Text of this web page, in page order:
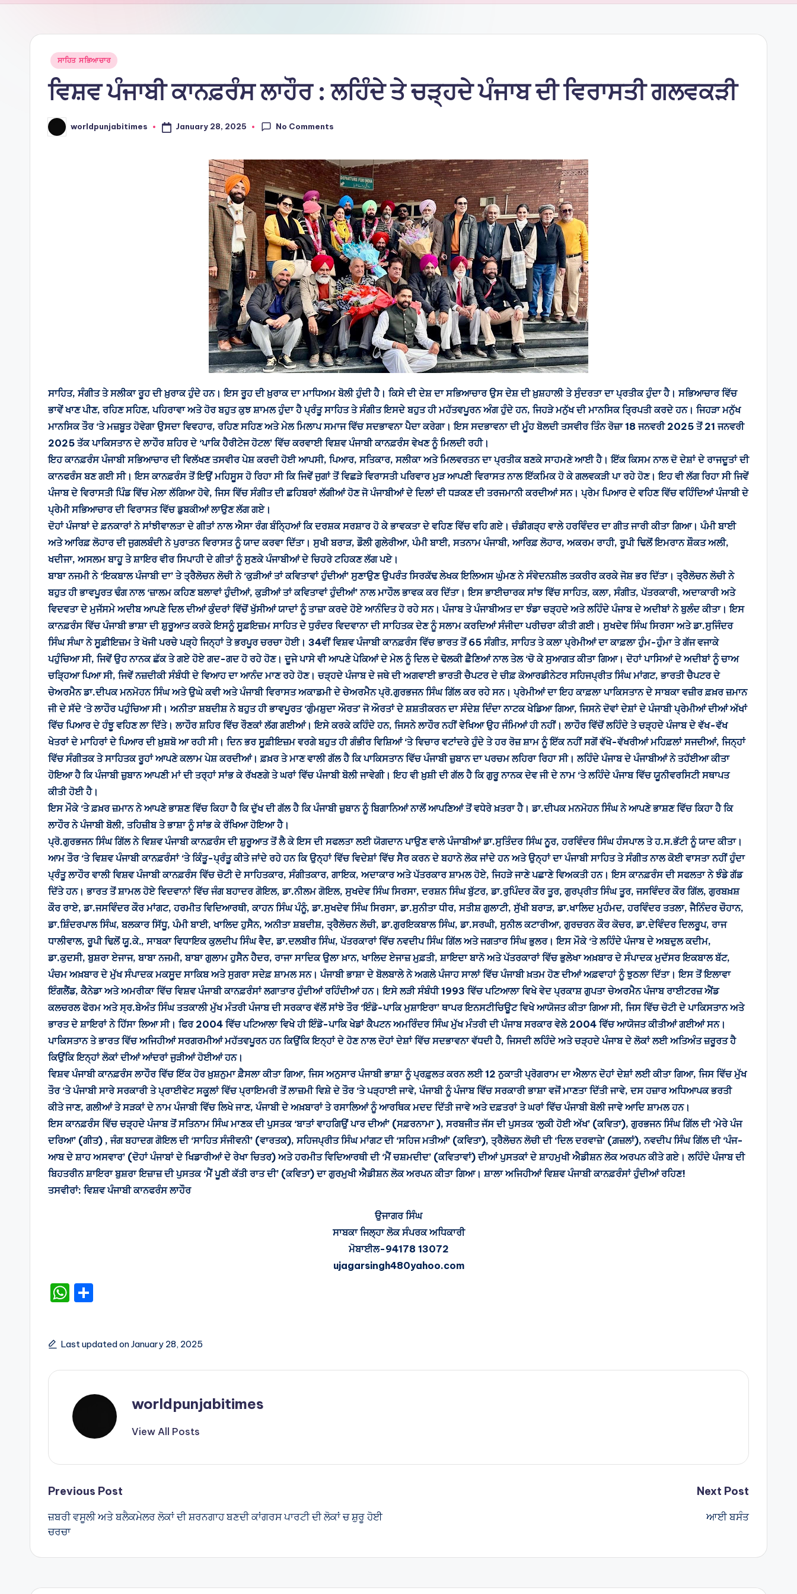
m
Posted
ਸਾਹਿਤ ਸਭਿਆਚਾਰ
ਵਿਸ਼ਵ ਪੰਜਾਬੀ ਕਾਨਫ਼ਰੰਸ ਲਾਹੌਰ : ਲਹਿੰਦੇ ਤੇ ਚੜ੍ਹਦੇ ਪੰਜਾਬ ਦੀ ਵਿਰਾਸਤੀ ਗਲਵਕੜੀ
Posted
by
worldpunjabitimes January 28, 2025 No Comments
ਸਾਹਿਤ, ਸੰਗੀਤ ਤੇ ਸਲੀਕਾ ਰੂਹ ਦੀ ਖ਼ੁਰਾਕ ਹੁੰਦੇ ਹਨ। ਇਸ ਰੂਹ ਦੀ ਖ਼ੁਰਾਕ ਦਾ ਮਾਧਿਅਮ ਬੋਲੀ ਹੁੰਦੀ ਹੈ। ਕਿਸੇ ਦੀ ਦੇਸ਼ ਦਾ ਸਭਿਆਚਾਰ ਉਸ ਦੇਸ਼ ਦੀ ਖ਼ੁਸ਼ਹਾਲੀ ਤੇ ਸੁੰਦਰਤਾ ਦਾ ਪ੍ਰਤੀਕ ਹੁੰਦਾ ਹੈ। ਸਭਿਆਚਾਰ ਵਿੱਚ
ਭਾਵੇਂ ਖਾਣ ਪੀਣ, ਰਹਿਣ ਸਹਿਣ, ਪਹਿਰਾਵਾ ਅਤੇ ਹੋਰ ਬਹੁਤ ਕੁਝ ਸ਼ਾਮਲ ਹੁੰਦਾ ਹੈ ਪ੍ਰੰਤੂ ਸਾਹਿਤ ਤੇ ਸੰਗੀਤ ਇਸਦੇ ਬਹੁਤ ਹੀ ਮਹੱਤਵਪੂਰਨ ਅੰਗ ਹੁੰਦੇ ਹਨ, ਜਿਹੜੇ ਮਨੁੱਖ ਦੀ ਮਾਨਸਿਕ ਤ੍ਰਿਪਤੀ ਕਰਦੇ ਹਨ। ਜਿਹੜਾ ਮਨੁੱਖ
ਮਾਨਸਿਕ ਤੌਰ ‘ਤੇ ਮਜ਼ਬੂਤ ਹੋਵੇਗਾ ਉਸਦਾ ਵਿਵਹਾਰ, ਰਹਿਣ ਸਹਿਣ ਅਤੇ ਮੇਲ ਮਿਲਾਪ ਸਮਾਜ ਵਿੱਚ ਸਦਭਾਵਨਾ ਪੈਦਾ ਕਰੇਗਾ। ਇਸ ਸਦਭਾਵਨਾ ਦੀ ਮੂੰਹ ਬੋਲਦੀ ਤਸਵੀਰ ਤਿੰਨ ਰੋਜ਼ਾ 18 ਜਨਵਰੀ 2025 ਤੋਂ 21 ਜਨਵਰੀ
2025 ਤੱਕ ਪਾਕਿਸਤਾਨ ਦੇ ਲਾਹੌਰ ਸ਼ਹਿਰ ਦੇ ‘ਪਾਕਿ ਹੈਰੀਟੇਜ ਹੋਟਲ’ ਵਿੱਚ ਕਰਵਾਈ ਵਿਸ਼ਵ ਪੰਜਾਬੀ ਕਾਨਫ਼ਰੰਸ ਵੇਖਣ ਨੂੰ ਮਿਲਦੀ ਰਹੀ।
ਇਹ ਕਾਨਫ਼ਰੰਸ ਪੰਜਾਬੀ ਸਭਿਆਚਾਰ ਦੀ ਵਿਲੱਖਣ ਤਸਵੀਰ ਪੇਸ਼ ਕਰਦੀ ਹੋਈ ਆਪਸੀ, ਪਿਆਰ, ਸਤਿਕਾਰ, ਸਲੀਕਾ ਅਤੇ ਮਿਲਵਰਤਨ ਦਾ ਪ੍ਰਤੀਕ ਬਣਕੇ ਸਾਹਮਣੇ ਆਈ ਹੈ। ਇੱਕ ਕਿਸਮ ਨਾਲ ਦੋ ਦੇਸ਼ਾਂ ਦੇ ਰਾਜਦੂਤਾਂ ਦੀ
ਕਾਨਫਰੰਸ ਬਣ ਗਈ ਸੀ। ਇਸ ਕਾਨਫ਼ਰੰਸ ਤੋਂ ਇਉਂ ਮਹਿਸੂਸ ਹੋ ਰਿਹਾ ਸੀ ਕਿ ਜਿਵੇਂ ਜੁਗਾਂ ਤੋਂ ਵਿਛੜੇ ਵਿਰਾਸਤੀ ਪਰਿਵਾਰ ਮੁੜ ਆਪਣੀ ਵਿਰਾਸਤ ਨਾਲ ਇੱਕਮਿਕ ਹੋ ਕੇ ਗਲਵਕੜੀ ਪਾ ਰਹੇ ਹੋਣ। ਇਹ ਵੀ ਲੱਗ ਰਿਹਾ ਸੀ ਜਿਵੇਂ
ਪੰਜਾਬ ਦੇ ਵਿਰਾਸਤੀ ਪਿੰਡ ਵਿੱਚ ਮੇਲਾ ਲੱਗਿਆ ਹੋਵੇ, ਜਿਸ ਵਿੱਚ ਸੰਗੀਤ ਦੀ ਛਹਿਬਰਾਂ ਲੱਗੀਆਂ ਹੋਣ ਜੋ ਪੰਜਾਬੀਆਂ ਦੇ ਦਿਲਾਂ ਦੀ ਧੜਕਣ ਦੀ ਤਰਜਮਾਨੀ ਕਰਦੀਆਂ ਸਨ। ਪ੍ਰੇਮ ਪਿਆਰ ਦੇ ਵਹਿਣ ਵਿੱਚ ਵਹਿੰਦਿਆਂ ਪੰਜਾਬੀ ਦੇ
ਪ੍ਰੇਮੀ ਸਭਿਆਚਾਰ ਦੀ ਵਿਰਾਸਤ ਵਿੱਚ ਡੁਬਕੀਆਂ ਲਾਉਣ ਲੱਗ ਗਏ।
ਦੋਹਾਂ ਪੰਜਾਬਾਂ ਦੇ ਫ਼ਨਕਾਰਾਂ ਨੇ ਸਾਂਝੀਵਾਲਤਾ ਦੇ ਗੀਤਾਂ ਨਾਲ ਐਸਾ ਰੰਗ ਬੰਨਿ੍ਹਆਂ ਕਿ ਦਰਸ਼ਕ ਸਰਸ਼ਾਰ ਹੋ ਕੇ ਭਾਵਕਤਾ ਦੇ ਵਹਿਣ ਵਿੱਚ ਵਹਿ ਗਏ। ਚੰਡੀਗੜ੍ਹ ਵਾਲੇ ਹਰਵਿੰਦਰ ਦਾ ਗੀਤ ਜਾਰੀ ਕੀਤਾ ਗਿਆ। ਪੰਮੀ ਬਾਈ
ਅਤੇ ਆਰਿਫ਼ ਲੋਹਾਰ ਦੀ ਜੁਗਲਬੰਦੀ ਨੇ ਪੁਰਾਤਨ ਵਿਰਾਸਤ ਨੂੰ ਯਾਦ ਕਰਵਾ ਦਿੱਤਾ। ਸੁਖੀ ਬਰਾੜ, ਡੌਲੀ ਗੁਲੇਰੀਆ, ਪੰਮੀ ਬਾਈ, ਸਤਨਾਮ ਪੰਜਾਬੀ, ਆਰਿਫ਼ ਲੋਹਾਰ, ਅਕਰਮ ਰਾਹੀ, ਰੂਪੀ ਢਿਲੋਂ ਇਮਰਾਨ ਸ਼ੌਕਤ ਅਲੀ,
ਖਦੀਜਾ, ਅਸਲਮ ਬਾਹੂ ਤੇ ਸ਼ਾਇਰ ਵੀਰ ਸਿਪਾਹੀ ਦੇ ਗੀਤਾਂ ਨੂੰ ਸੁਣਕੇ ਪੰਜਾਬੀਆਂ ਦੇ ਚਿਹਰੇ ਟਹਿਕਣ ਲੱਗ ਪਏ।
ਬਾਬਾ ਨਜਮੀ ਨੇ ‘ਇਕਬਾਲ ਪੰਜਾਬੀ ਦਾ’ ਤੇ ਤ੍ਰੈਲੋਚਨ ਲੋਚੀ ਨੇ ‘ਕੁੜੀਆਂ ਤਾਂ ਕਵਿਤਾਵਾਂ ਹੁੰਦੀਆਂ’ ਸੁਣਾਉਣ ਉਪਰੰਤ ਸਿਰਕੱਢ ਲੇਖਕ ਇਲਿਅਸ ਘੁੰਮਣ ਨੇ ਸੰਵੇਦਨਸ਼ੀਲ ਤਕਰੀਰ ਕਰਕੇ ਜੋਸ਼ ਭਰ ਦਿੱਤਾ। ਤ੍ਰੈਲੋਚਨ ਲੋਚੀ ਨੇ
ਬਹੁਤ ਹੀ ਭਾਵਪੂਰਤ ਢੰਗ ਨਾਲ ‘ਜ਼ਾਲਮ ਕਹਿਣ ਬਲਾਵਾਂ ਹੁੰਦੀਆਂ, ਕੁੜੀਆਂ ਤਾਂ ਕਵਿਤਾਵਾਂ ਹੁੰਦੀਆਂ’ ਨਾਲ ਮਾਹੌਲ ਭਾਵਕ ਕਰ ਦਿੱਤਾ। ਇਸ ਭਾਈਚਾਰਕ ਸਾਂਝ ਵਿੱਚ ਸਾਹਿਤ, ਕਲਾ, ਸੰਗੀਤ, ਪੱਤਰਕਾਰੀ, ਅਦਾਕਾਰੀ ਅਤੇ
ਵਿਦਵਤਾ ਦੇ ਮੁਜੱਸਮੇ ਅਦੀਬ ਆਪਣੇ ਦਿਲ ਦੀਆਂ ਕੁੰਦਰਾਂ ਵਿੱਚੋਂ ਖੁੱਸੀਆਂ ਯਾਦਾਂ ਨੂੰ ਤਾਜ਼ਾ ਕਰਦੇ ਹੋਏ ਆਨੰਦਿਤ ਹੋ ਰਹੇ ਸਨ। ਪੰਜਾਬ ਤੇ ਪੰਜਾਬੀਅਤ ਦਾ ਝੰਡਾ ਚੜ੍ਹਦੇ ਅਤੇ ਲਹਿੰਦੇ ਪੰਜਾਬ ਦੇ ਅਦੀਬਾਂ ਨੇ ਬੁਲੰਦ ਕੀਤਾ। ਇਸ
ਕਾਨਫ਼ਰੰਸ ਵਿੱਚ ਪੰਜਾਬੀ ਭਾਸ਼ਾ ਦੀ ਸ਼ੁਰੂਆਤ ਕਰਕੇ ਇਸਨੂੰ ਸੂਫ਼ਇਜ਼ਮ ਸਾਹਿਤ ਦੇ ਧੁਰੰਦਰ ਵਿਦਵਾਨਾ ਦੀ ਸਾਹਿਤਕ ਦੇਣ ਨੂੰ ਸਲਾਮ ਕਰਦਿਆਂ ਸੰਜੀਦਾ ਪਰੀਚਰਾ ਕੀਤੀ ਗਈ। ਸੁਖਦੇਵ ਸਿੰਘ ਸਿਰਸਾ ਅਤੇ ਡਾ.ਸੁਜਿੰਦਰ
ਸਿੰਘ ਸੰਘਾ ਨੇ ਸੂਫ਼ੀਇਜ਼ਮ ਤੇ ਖੋਜੀ ਪਰਚੇ ਪੜ੍ਹੇ ਜਿਨ੍ਹਾਂ ਤੇ ਭਰਪੂਰ ਚਰਚਾ ਹੋਈ। 34ਵੀਂ ਵਿਸ਼ਵ ਪੰਜਾਬੀ ਕਾਨਫ਼ਰੰਸ ਵਿੱਚ ਭਾਰਤ ਤੋਂ 65 ਸੰਗੀਤ, ਸਾਹਿਤ ਤੇ ਕਲਾ ਪ੍ਰੇਮੀਆਂ ਦਾ ਕਾਫ਼ਲਾ ਹੁੰਮ-ਹੁੰਮਾ ਤੇ ਗੱਜ ਵਜਾਕੇ
ਪਹੁੰਚਿਆ ਸੀ, ਜਿਵੇਂ ਉਹ ਨਾਨਕ ਛੱਕ ਤੇ ਗਏ ਹੋਏ ਗਦ-ਗਦ ਹੋ ਰਹੇ ਹੋਣ। ਦੂਜੇ ਪਾਸੇ ਵੀ ਆਪਣੇ ਪੇਕਿਆਂ ਦੇ ਮੇਲ ਨੂੰ ਦਿਲ ਦੇ ਢੋਲਕੀ ਛੈਣਿਆਂ ਨਾਲ ਤੇਲ ‘ਚੋ ਕੇ ਸੁਆਗਤ ਕੀਤਾ ਗਿਆ। ਦੋਹਾਂ ਪਾਸਿਆਂ ਦੇ ਅਦੀਬਾਂ ਨੂੰ ਚਾਅ
ਚੜ੍ਹਿਆ ਪਿਆ ਸੀ, ਜਿਵੇਂ ਨਜ਼ਦੀਕੀ ਸੰਬੰਧੀ ਦੇ ਵਿਆਹ ਦਾ ਆਨੰਦ ਮਾਣ ਰਹੇ ਹੋਣ। ਚੜ੍ਹਦੇ ਪੰਜਾਬ ਦੇ ਜਥੇ ਦੀ ਅਗਵਾਈ ਭਾਰਤੀ ਚੈਪਟਰ ਦੇ ਚੀਫ਼ ਕੋਆਰਡੀਨੇਟਰ ਸਹਿਜਪ੍ਰੀਤ ਸਿੰਘ ਮਾਂਗਟ, ਭਾਰਤੀ ਚੈਪਟਰ ਦੇ
ਚੇਅਰਮੈਨ ਡਾ.ਦੀਪਕ ਮਨਮੋਹਨ ਸਿੰਘ ਅਤੇ ਉਘੇ ਕਵੀ ਅਤੇ ਪੰਜਾਬੀ ਵਿਰਾਸਤ ਅਕਾਡਮੀ ਦੇ ਚੇਅਰਮੈਨ ਪ੍ਰੋ.ਗੁਰਭਜਨ ਸਿੰਘ ਗਿੱਲ ਕਰ ਰਹੇ ਸਨ। ਪ੍ਰੇਮੀਆਂ ਦਾ ਇਹ ਕਾਫ਼ਲਾ ਪਾਕਿਸਤਾਨ ਦੇ ਸਾਬਕਾ ਵਜ਼ੀਰ ਫ਼ਖ਼ਰ ਜ਼ਮਾਨ
ਜੀ ਦੇ ਸੱਦੇ ‘ਤੇ ਲਾਹੌਰ ਪਹੁੰਚਿਆ ਸੀ। ਅਨੀਤਾ ਸ਼ਬਦੀਸ਼ ਨੇ ਬਹੁਤ ਹੀ ਭਾਵਪੂਰਤ ‘ਗੁੰਮਸ਼ੁਦਾ ਔਰਤ’ ਜੋ ਔਰਤਾਂ ਦੇ ਸ਼ਸ਼ਤੀਕਰਨ ਦਾ ਸੰਦੇਸ਼ ਦਿੰਦਾ ਨਾਟਕ ਖੇਡਿਆ ਗਿਆ, ਜਿਸਨੇ ਦੋਵਾਂ ਦੇਸ਼ਾਂ ਦੇ ਪੰਜਾਬੀ ਪ੍ਰੇਮੀਆਂ ਦੀਆਂ ਅੱਖਾਂ
ਵਿੱਚ ਪਿਆਰ ਦੇ ਹੰਝੂ ਵਹਿਣ ਲਾ ਦਿੱਤੇ। ਲਾਹੌਰ ਸ਼ਹਿਰ ਵਿੱਚ ਰੌਣਕਾਂ ਲੱਗ ਗਈਆਂ। ਇਸੇ ਕਰਕੇ ਕਹਿੰਦੇ ਹਨ, ਜਿਸਨੇ ਲਾਹੌਰ ਨਹੀਂ ਵੇਖਿਆ ਉਹ ਜੰਮਿਆਂ ਹੀ ਨਹੀਂ। ਲਾਹੌਰ ਵਿੱਚੋਂ ਲਹਿੰਦੇ ਤੇ ਚੜ੍ਹਦੇ ਪੰਜਾਬ ਦੇ ਵੱਖ-ਵੱਖ
ਖੇਤਰਾਂ ਦੇ ਮਾਹਿਰਾਂ ਦੇ ਪਿਆਰ ਦੀ ਖ਼ੁਸ਼ਬੋ ਆ ਰਹੀ ਸੀ। ਦਿਨ ਭਰ ਸੂਫ਼ੀਇਜ਼ਮ ਵਰਗੇ ਬਹੁਤ ਹੀ ਗੰਭੀਰ ਵਿਸ਼ਿਆਂ ‘ਤੇ ਵਿਚਾਰ ਵਟਾਂਦਰੇ ਹੁੰਦੇ ਤੇ ਹਰ ਰੋਜ਼ ਸ਼ਾਮ ਨੂੰ ਇੱਕ ਨਹੀਂ ਸਗੋਂ ਵੱਖੋ-ਵੱਖਰੀਆਂ ਮਹਿਫ਼ਲਾਂ ਸਜਦੀਆਂ, ਜਿਨ੍ਹਾਂ
ਵਿੱਚ ਸੰਗੀਤਕ ਤੇ ਸਾਹਿਤਕ ਰੂਹਾਂ ਆਪਣੇ ਕਲਾਮ ਪੇਸ਼ ਕਰਦੀਆਂ। ਫ਼ਖ਼ਰ ਤੇ ਮਾਣ ਵਾਲੀ ਗੱਲ ਹੈ ਕਿ ਪਾਕਿਸਤਾਨ ਵਿੱਚ ਪੰਜਾਬੀ ਜ਼ੁਬਾਨ ਦਾ ਪਰਚਮ ਲਹਿਰਾ ਰਿਹਾ ਸੀ। ਲਹਿੰਦੇ ਪੰਜਾਬ ਦੇ ਪੰਜਾਬੀਆਂ ਨੇ ਤਹੱਈਆ ਕੀਤਾ
ਹੋਇਆ ਹੈ ਕਿ ਪੰਜਾਬੀ ਜ਼ੁਬਾਨ ਆਪਣੀ ਮਾਂ ਦੀ ਤਰ੍ਹਾਂ ਸਾਂਭ ਕੇ ਰੱਖਣਗੇ ਤੇ ਘਰਾਂ ਵਿੱਚ ਪੰਜਾਬੀ ਬੋਲੀ ਜਾਵੇਗੀ। ਇਹ ਵੀ ਖ਼ੁਸ਼ੀ ਦੀ ਗੱਲ ਹੈ ਕਿ ਗੁਰੂ ਨਾਨਕ ਦੇਵ ਜੀ ਦੇ ਨਾਮ ‘ਤੇ ਲਹਿੰਦੇ ਪੰਜਾਬ ਵਿੱਚ ਯੂਨੀਵਰਸਿਟੀ ਸਥਾਪਤ
ਕੀਤੀ ਹੋਈ ਹੈ।
ਇਸ ਮੌਕੇ ‘ਤੇ ਫ਼ਖ਼ਰ ਜ਼ਮਾਨ ਨੇ ਆਪਣੇ ਭਾਸ਼ਣ ਵਿੱਚ ਕਿਹਾ ਹੈ ਕਿ ਦੁੱਖ ਦੀ ਗੱਲ ਹੈ ਕਿ ਪੰਜਾਬੀ ਜ਼ੁਬਾਨ ਨੂੰ ਬਿਗਾਨਿਆਂ ਨਾਲੋਂ ਆਪਣਿਆਂ ਤੋਂ ਵਧੇਰੇ ਖ਼ਤਰਾ ਹੈ। ਡਾ.ਦੀਪਕ ਮਨਮੋਹਨ ਸਿੰਘ ਨੇ ਆਪਣੇ ਭਾਸ਼ਣ ਵਿੱਚ ਕਿਹਾ ਹੈ ਕਿ
ਲਾਹੌਰ ਨੇ ਪੰਜਾਬੀ ਬੋਲੀ, ਤਹਿਜ਼ੀਬ ਤੇ ਭਾਸ਼ਾ ਨੂੰ ਸਾਂਭ ਕੇ ਰੱਖਿਆ ਹੋਇਆ ਹੈ।
ਪ੍ਰੋ.ਗੁਰਭਜਨ ਸਿੰਘ ਗਿੱਲ ਨੇ ਵਿਸ਼ਵ ਪੰਜਾਬੀ ਕਾਨਫ਼ਰੰਸ ਦੀ ਸ਼ੁਰੂਆਤ ਤੋਂ ਲੈ ਕੇ ਇਸ ਦੀ ਸਫਲਤਾ ਲਈ ਯੋਗਦਾਨ ਪਾਉਣ ਵਾਲੇ ਪੰਜਾਬੀਆਂ ਡਾ.ਸੁਤਿੰਦਰ ਸਿੰਘ ਨੂਰ, ਹਰਵਿੰਦਰ ਸਿੰਘ ਹੰਸਪਾਲ ਤੇ ਹ.ਸ.ਭੱਟੀ ਨੂੰ ਯਾਦ ਕੀਤਾ।
ਆਮ ਤੌਰ ‘ਤੇ ਵਿਸ਼ਵ ਪੰਜਾਬੀ ਕਾਨਫ਼ਰੰਸਾਂ ‘ਤੇ ਕਿੰਤੂ-ਪ੍ਰੰਤੂ ਕੀਤੇ ਜਾਂਦੇ ਰਹੇ ਹਨ ਕਿ ਉਨ੍ਹਾਂ ਵਿੱਚ ਵਿਦੇਸ਼ਾਂ ਵਿੱਚ ਸੈਰ ਕਰਨ ਦੇ ਬਹਾਨੇ ਲੋਕ ਜਾਂਦੇ ਹਨ ਅਤੇ ਉਨ੍ਹਾਂ ਦਾ ਪੰਜਾਬੀ ਸਾਹਿਤ ਤੇ ਸੰਗੀਤ ਨਾਲ ਕੋਈ ਵਾਸਤਾ ਨਹੀਂ ਹੁੰਦਾ
ਪ੍ਰੰਤੂ ਲਾਹੌਰ ਵਾਲੀ ਵਿਸ਼ਵ ਪੰਜਾਬੀ ਕਾਨਫ਼ਰੰਸ ਵਿੱਚ ਚੋਟੀ ਦੇ ਸਾਹਿਤਕਾਰ, ਸੰਗੀਤਕਾਰ, ਗਾਇਕ, ਅਦਾਕਾਰ ਅਤੇ ਪੱਤਰਕਾਰ ਸ਼ਾਮਲ ਹੋਏ, ਜਿਹੜੇ ਜਾਣੇ ਪਛਾਣੇ ਵਿਅਕਤੀ ਹਨ। ਇਸ ਕਾਨਫ਼ਰੰਸ ਦੀ ਸਫਲਤਾ ਨੇ ਝੰਡੇ ਗੱਡ
ਦਿੱਤੇ ਹਨ। ਭਾਰਤ ਤੋਂ ਸ਼ਾਮਲ ਹੋਏ ਵਿਦਵਾਨਾਂ ਵਿੱਚ ਜੰਗ ਬਹਾਦਰ ਗੋਇਲ, ਡਾ.ਨੀਲਮ ਗੋਇਲ, ਸੁਖਦੇਵ ਸਿੰਘ ਸਿਰਸਾ, ਦਰਸ਼ਨ ਸਿੰਘ ਬੁੱਟਰ, ਡਾ.ਰੁਪਿੰਦਰ ਕੌਰ ਤੂਰ, ਗੁਰਪ੍ਰੀਤ ਸਿੰਘ ਤੂਰ, ਜਸਵਿੰਦਰ ਕੌਰ ਗਿੱਲ, ਗੁਰਬਖ਼ਸ਼
ਕੌਰ ਰਾਏ, ਡਾ.ਜਸਵਿੰਦਰ ਕੌਰ ਮਾਂਗਟ, ਹਰਮੀਤ ਵਿਦਿਆਰਥੀ, ਕਾਹਨ ਸਿੰਘ ਪੰਨੂੰ, ਡਾ.ਸੁਖਦੇਵ ਸਿੰਘ ਸਿਰਸਾ, ਡਾ.ਸੁਨੀਤਾ ਧੀਰ, ਸਤੀਸ਼ ਗੁਲਾਟੀ, ਸੁੱਖੀ ਬਰਾੜ, ਡਾ.ਖਾਲਿਦ ਮੁਹੰਮਦ, ਹਰਵਿੰਦਰ ਤਤਲਾ, ਜੈਨਿੰਦਰ ਚੌਹਾਨ,
ਡਾ.ਸ਼ਿੰਦਰਪਾਲ ਸਿੰਘ, ਬਲਕਾਰ ਸਿੱਧੂ, ਪੰਮੀ ਬਾਈ, ਖਾਲਿਦ ਹੁਸੈਨ, ਅਨੀਤਾ ਸ਼ਬਦੀਸ਼, ਤ੍ਰੈਲੋਚਨ ਲੋਚੀ, ਡਾ.ਗੁਰਇਕਬਾਲ ਸਿੰਘ, ਡਾ.ਸਰਘੀ, ਸੁਨੀਲ ਕਟਾਰੀਆ, ਗੁਰਚਰਨ ਕੌਰ ਕੋਚਰ, ਡਾ.ਦੇਵਿੰਦਰ ਦਿਲਰੂਪ, ਰਾਜ
ਧਾਲੀਵਾਲ, ਰੂਪੀ ਢਿਲੋਂ ਯੂ.ਕੇ., ਸਾਬਕਾ ਵਿਧਾਇਕ ਕੁਲਦੀਪ ਸਿੰਘ ਵੈਦ, ਡਾ.ਦਲਬੀਰ ਸਿੰਘ, ਪੱਤਰਕਾਰਾਂ ਵਿੱਚ ਨਵਦੀਪ ਸਿੰਘ ਗਿੱਲ ਅਤੇ ਜਗਤਾਰ ਸਿੰਘ ਭੁਲਰ। ਇਸ ਮੌਕੇ ‘ਤੇ ਲਹਿੰਦੇ ਪੰਜਾਬ ਦੇ ਅਬਦੁਲ ਕਦੀਮ,
ਡਾ.ਕੁਦਸੀ, ਬੁਸ਼ਰਾ ਏਜਾਜ, ਬਾਬਾ ਨਜਮੀ, ਬਾਬਾ ਗੁਲਾਮ ਹੁਸੈਨ ਹੈਦਰ, ਰਾਜਾ ਸਾਦਿਕ ਉਲਾ ਖ਼ਾਨ, ਖਾਲਿਦ ਏਜਾਜ਼ ਮੁਫ਼ਤੀ, ਸ਼ਾਇਦਾ ਬਾਨੋ ਅਤੇ ਪੱਤਰਕਾਰਾਂ ਵਿੱਚ ਭੁਲੇਖਾ ਅਖ਼ਬਾਰ ਦੇ ਸੰਪਾਦਕ ਮੁਦੱਸਰ ਇਕਬਾਲ ਬੱਟ,
ਪੰਚਮ ਅਖ਼ਬਾਰ ਦੇ ਮੁੱਖ ਸੰਪਾਦਕ ਮਕਸੂਦ ਸਾਕਿਬ ਅਤੇ ਸੁਗਰਾ ਸਦੇਫ਼ ਸ਼ਾਮਲ ਸਨ। ਪੰਜਾਬੀ ਭਾਸ਼ਾ ਦੇ ਬੋਲਬਾਲੇ ਨੇ ਅਗਲੇ ਪੰਜਾਹ ਸਾਲਾਂ ਵਿੱਚ ਪੰਜਾਬੀ ਖ਼ਤਮ ਹੋਣ ਦੀਆਂ ਅਫ਼ਵਾਹਾਂ ਨੂੰ ਝੁਠਲਾ ਦਿੱਤਾ। ਇਸ ਤੋਂ ਇਲਾਵਾ
ਇੰਗਲੈਂਡ, ਕੈਨੇਡਾ ਅਤੇ ਅਮਰੀਕਾ ਵਿੱਚ ਵਿਸ਼ਵ ਪੰਜਾਬੀ ਕਾਨਫ਼ਰੰਸਾਂ ਲਗਾਤਾਰ ਹੁੰਦੀਆਂ ਰਹਿੰਦੀਆਂ ਹਨ। ਇਸੇ ਲੜੀ ਸੰਬੰਧੀ 1993 ਵਿੱਚ ਪਟਿਆਲਾ ਵਿਖੇ ਵੇਦ ਪ੍ਰਕਾਸ਼ ਗੁਪਤਾ ਚੇਅਰਮੈਨ ਪੰਜਾਬ ਰਾਈਟਰਜ਼ ਐਂਡ
ਕਲਚਰਲ ਫੋਰਮ ਅਤੇ ਸ੍ਰ.ਬੇਅੰਤ ਸਿੰਘ ਤਤਕਾਲੀ ਮੁੱਖ ਮੰਤਰੀ ਪੰਜਾਬ ਦੀ ਸਰਕਾਰ ਵੱਲੋਂ ਸਾਂਝੇ ਤੌਰ ‘ਇੰਡੋ-ਪਾਕਿ ਮੁਸ਼ਾਇਰਾ’ ਥਾਪਰ ਇਨਸਟੀਚਿਊਟ ਵਿਖੇ ਆਯੋਜਤ ਕੀਤਾ ਗਿਆ ਸੀ, ਜਿਸ ਵਿੱਚ ਚੋਟੀ ਦੇ ਪਾਕਿਸਤਾਨ ਅਤੇ
ਭਾਰਤ ਦੇ ਸ਼ਾਇਰਾਂ ਨੇ ਹਿੱਸਾ ਲਿਆ ਸੀ। ਫਿਰ 2004 ਵਿੱਚ ਪਟਿਆਲਾ ਵਿਖੇ ਹੀ ਇੰਡੋ-ਪਾਕਿ ਖੇਡਾਂ ਕੈਪਟਨ ਅਮਰਿੰਦਰ ਸਿੰਘ ਮੁੱਖ ਮੰਤਰੀ ਦੀ ਪੰਜਾਬ ਸਰਕਾਰ ਵੇਲੇ 2004 ਵਿੱਚ ਆਯੋਜਤ ਕੀਤੀਆਂ ਗਈਆਂ ਸਨ।
ਪਾਕਿਸਤਾਨ ਤੇ ਭਾਰਤ ਵਿੱਚ ਅਜਿਹੀਆਂ ਸਰਗਰਮੀਆਂ ਮਹੱਤਵਪੂਰਨ ਹਨ ਕਿਉਂਕਿ ਇਨ੍ਹਾਂ ਦੇ ਹੋਣ ਨਾਲ ਦੋਹਾਂ ਦੇਸ਼ਾਂ ਵਿੱਚ ਸਦਭਾਵਨਾ ਵੱਧਦੀ ਹੈ, ਜਿਸਦੀ ਲਹਿੰਦੇ ਅਤੇ ਚੜ੍ਹਦੇ ਪੰਜਾਬ ਦੇ ਲੋਕਾਂ ਲਈ ਅਤਿਅੰਤ ਜ਼ਰੂਰਤ ਹੈ
ਕਿਉਂਕਿ ਇਨ੍ਹਾਂ ਲੋਕਾਂ ਦੀਆਂ ਆਂਦਰਾਂ ਜੁੜੀਆਂ ਹੋਈਆਂ ਹਨ।
ਵਿਸ਼ਵ ਪੰਜਾਬੀ ਕਾਨਫ਼ਰੰਸ ਲਾਹੌਰ ਵਿੱਚ ਇੱਕ ਹੋਰ ਖ਼ੁਸ਼ਨੁਮਾ ਫ਼ੈਸਲਾ ਕੀਤਾ ਗਿਆ, ਜਿਸ ਅਨੁਸਾਰ ਪੰਜਾਬੀ ਭਾਸ਼ਾ ਨੂੰ ਪ੍ਰਫ਼ੁਲਤ ਕਰਨ ਲਈ 12 ਨੁਕਾਤੀ ਪ੍ਰੋਗਰਾਮ ਦਾ ਐਲਾਨ ਦੋਹਾਂ ਦੇਸ਼ਾਂ ਲਈ ਕੀਤਾ ਗਿਆ, ਜਿਸ ਵਿੱਚ ਮੁੱਖ
ਤੌਰ ‘ਤੇ ਪੰਜਾਬੀ ਸਾਰੇ ਸਰਕਾਰੀ ਤੇ ਪ੍ਰਾਈਵੇਟ ਸਕੂਲਾਂ ਵਿੱਚ ਪ੍ਰਾਇਮਰੀ ਤੋਂ ਲਾਜ਼ਮੀ ਵਿਸ਼ੇ ਦੇ ਤੌਰ ‘ਤੇ ਪੜ੍ਹਾਈ ਜਾਵੇ, ਪੰਜਾਬੀ ਨੂੰ ਪੰਜਾਬ ਵਿੱਚ ਸਰਕਾਰੀ ਭਾਸ਼ਾ ਵਜੋਂ ਮਾਣਤਾ ਦਿੱਤੀ ਜਾਵੇ, ਦਸ ਹਜ਼ਾਰ ਅਧਿਆਪਕ ਭਰਤੀ
ਕੀਤੇ ਜਾਣ, ਗਲੀਆਂ ਤੇ ਸੜਕਾਂ ਦੇ ਨਾਮ ਪੰਜਾਬੀ ਵਿੱਚ ਲਿਖੇ ਜਾਣ, ਪੰਜਾਬੀ ਦੇ ਅਖ਼ਬਾਰਾਂ ਤੇ ਰਸਾਲਿਆਂ ਨੂੰ ਆਰਥਿਕ ਮਦਦ ਦਿੱਤੀ ਜਾਵੇ ਅਤੇ ਦਫ਼ਤਰਾਂ ਤੇ ਘਰਾਂ ਵਿੱਚ ਪੰਜਾਬੀ ਬੋਲੀ ਜਾਵੇ ਆਦਿ ਸ਼ਾਮਲ ਹਨ।
ਇਸ ਕਾਨਫ਼ਰੰਸ ਵਿੱਚ ਚੜ੍ਹਦੇ ਪੰਜਾਬ ਤੋਂ ਸਤਿਨਾਮ ਸਿੰਘ ਮਾਣਕ ਦੀ ਪੁਸਤਕ ‘ਬਾਤਾਂ ਵਾਹਗਿਉਂ ਪਾਰ ਦੀਆਂ’ (ਸਫ਼ਰਨਾਮਾ ), ਸਰਬਜੀਤ ਜੱਸ ਦੀ ਪੁਸਤਕ ‘ਲੁਕੀ ਹੋਈ ਅੱਖ’ (ਕਵਿਤਾ), ਗੁਰਭਜਨ ਸਿੰਘ ਗਿੱਲ ਦੀ ‘ਮੇਰੇ ਪੰਜ
ਦਰਿਆ’ (ਗੀਤ) , ਜੰਗ ਬਹਾਦਗ ਗੋਇਲ ਦੀ ‘ਸਾਹਿਤ ਸੰਜੀਵਨੀ’ (ਵਾਰਤਕ), ਸਹਿਜਪ੍ਰੀਤ ਸਿੰਘ ਮਾਂਗਟ ਦੀ ‘ਸਹਿਜ ਮਤੀਆਂ’ (ਕਵਿਤਾ), ਤ੍ਰੈਲੋਚਨ ਲੋਚੀ ਦੀ ‘ਦਿਲ ਦਰਵਾਜ਼ੇ’ (ਗ਼ਜ਼ਲਾਂ), ਨਵਦੀਪ ਸਿੰਘ ਗਿੱਲ ਦੀ ‘ਪੰਜ-
ਆਬ ਦੇ ਸ਼ਾਹ ਅਸਵਾਰ’ (ਦੋਹਾਂ ਪੰਜਾਬਾਂ ਦੇ ਖਿਡਾਰੀਆਂ ਦੇ ਰੇਖਾ ਚਿਤਰ) ਅਤੇ ਹਰਮੀਤ ਵਿਦਿਆਰਥੀ ਦੀ ‘ਮੈਂ ਚਸ਼ਮਦੀਦ’ (ਕਵਿਤਾਵਾਂ) ਦੀਆਂ ਪੁਸਤਕਾਂ ਦੇ ਸ਼ਾਹਮੁਖੀ ਐਡੀਸ਼ਨ ਲੋਕ ਅਰਪਨ ਕੀਤੇ ਗਏ। ਲਹਿੰਦੇ ਪੰਜਾਬ ਦੀ
ਬਿਹਤਰੀਨ ਸ਼ਾਇਰਾ ਬੁਸ਼ਰਾ ਇਜ਼ਾਜ਼ ਦੀ ਪੁਸਤਕ ‘ਮੈਂ ਪੂਣੀ ਕੱਤੀ ਰਾਤ ਦੀ’ (ਕਵਿਤਾ) ਦਾ ਗੁਰਮੁਖੀ ਐਡੀਸ਼ਨ ਲੋਕ ਅਰਪਨ ਕੀਤਾ ਗਿਆ। ਸ਼ਾਲਾ ਅਜਿਹੀਆਂ ਵਿਸ਼ਵ ਪੰਜਾਬੀ ਕਾਨਫ਼ਰੰਸਾਂ ਹੁੰਦੀਆਂ ਰਹਿਣ!
ਤਸਵੀਰਾਂ: ਵਿਸ਼ਵ ਪੰਜਾਬੀ ਕਾਨਫਰੰਸ ਲਾਹੌਰ
ਉਜਾਗਰ ਸਿੰਘ
ਸਾਬਕਾ ਜਿਲ੍ਹਾ ਲੋਕ ਸੰਪਰਕ ਅਧਿਕਾਰੀ
ਮੋਬਾਈਲ-94178 13072
ujagarsingh480yahoo.com
W
ts
A
p
e
Last updated on January 28, 2025
worldpunjabitimes
View All Posts
Post
navigation
Previous Post
ਜ਼ਬਰੀ ਵਸੂਲੀ ਅਤੇ ਬਲੈਕਮੇਲਰ ਲੋਕਾਂ ਦੀ ਸ਼ਰਨਗਾਹ ਬਣਦੀ ਕਾਂਗਰਸ ਪਾਰਟੀ ਦੀ ਲੋਕਾਂ ਚ ਸ਼ੁਰੂ ਹੋਈ
ਚਰਚਾ
Next Post
ਆਈ ਬਸੰਤ